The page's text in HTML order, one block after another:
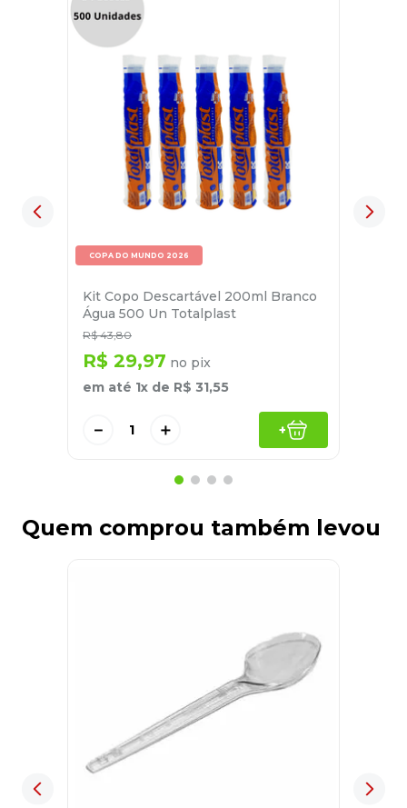
COPA DO MUNDO 2026
Kit Copo Descartável 200ml Branco
Água 500 Un Totalplast
R$ 43,80
R$ 29,97 no pix
em até 1x de R$ 31,55
＋
－ +
Quem comprou também levou